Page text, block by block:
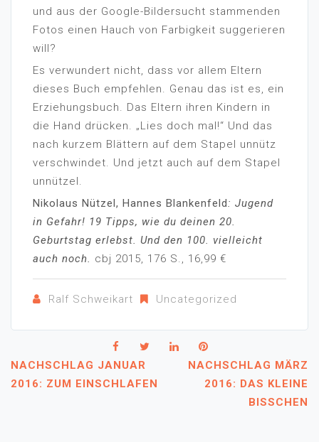
und aus der Google-Bildersucht stammenden
Fotos einen Hauch von Farbigkeit suggerieren
will?
Es verwundert nicht, dass vor allem Eltern
dieses Buch empfehlen. Genau das ist es, ein
Erziehungsbuch. Das Eltern ihren Kindern in
die Hand drücken. „Lies doch mal!“ Und das
nach kurzem Blättern auf dem Stapel unnütz
verschwindet. Und jetzt auch auf dem Stapel
unnützel.
Nikolaus Nützel, Hannes Blankenfeld: Jugend
in Gefahr! 19 Tipps, wie du deinen 20.
Geburtstag erlebst. Und den 100. vielleicht
auch noch. cbj 2015, 176 S., 16,99 €
Ralf Schweikart Uncategorized
NACHSCHLAG JANUAR
2016: ZUM EINSCHLAFEN
NACHSCHLAG MÄRZ
2016: DAS KLEINE
BISSCHEN